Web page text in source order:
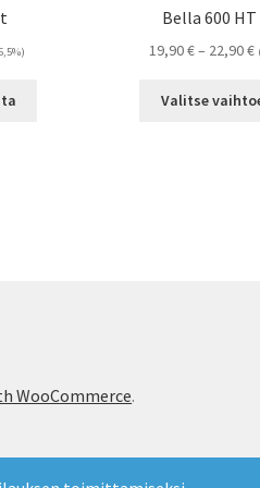
Bella 600
19,90€– 22,90€
-
Valitse
WooCommerce.